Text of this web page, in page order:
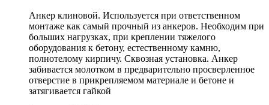
Анкер клиновой. Используется при ответственном
монтаже как самый прочный из анкеров. Необходим при
больших нагрузках, при креплении тяжелого
оборудования к бетону, естественному камню,
полнотелому кирпичу. Сквозная установка. Анкер
забивается молотком в предварительно просверленное
отверстие в прикрепляемом материале и бетоне и
затягивается гайкой